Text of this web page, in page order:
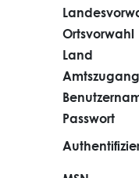
Ortsvorwahl
Land
Passwort